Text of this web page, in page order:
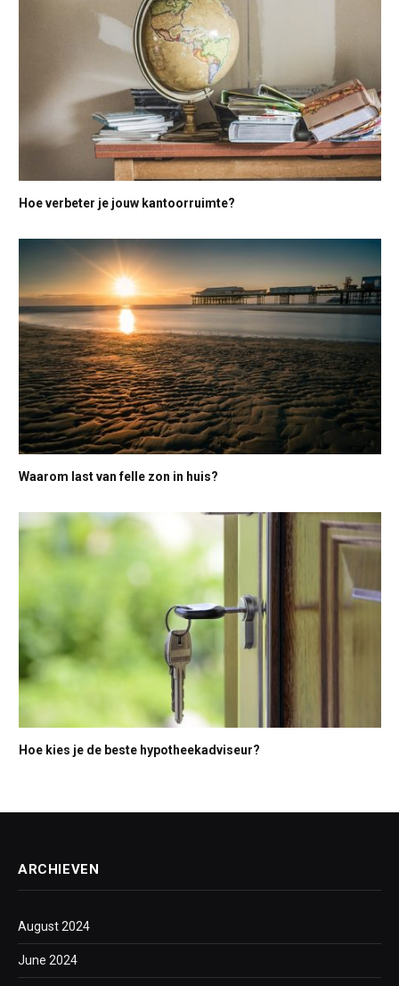
Hoe verbeter je jouw kantoorruimte?
Waarom last van felle zon in huis?
Hoe kies je de beste hypotheekadviseur?
ARCHIEVEN
August 2024
June 2024